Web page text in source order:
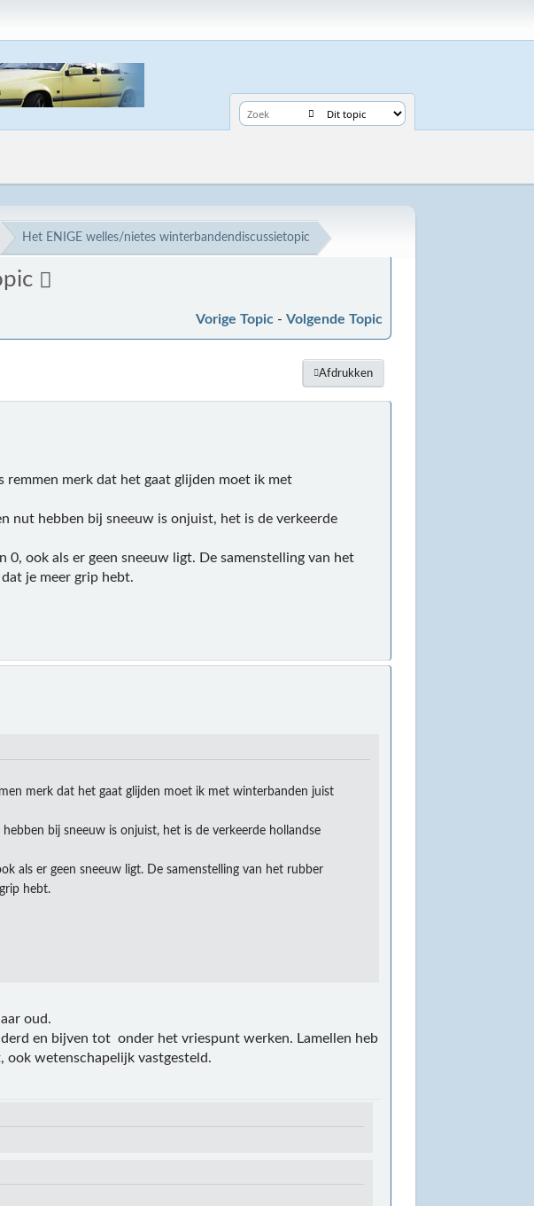
Het ENIGE welles/nietes winterbandendiscussietopic
Vorige Topic- Volgende Topic
Afdrukken
merk dat het gaat glijden moet ik met
nut hebben bij sneeuw is onjuist, het is de verkeerde
ook als er geen sneeuw ligt. De samenstelling van het
je meer grip hebt.
merk dat het gaat glijden moet ik met winterbanden juist
bij sneeuw is onjuist, het is de verkeerde hollandse
als er geen sneeuw ligt. De samenstelling van het rubber
hebt.
oud.
en bijven tot onder het vriespunt werken. Lamellen heb
ook wetenschapelijk vastgesteld.